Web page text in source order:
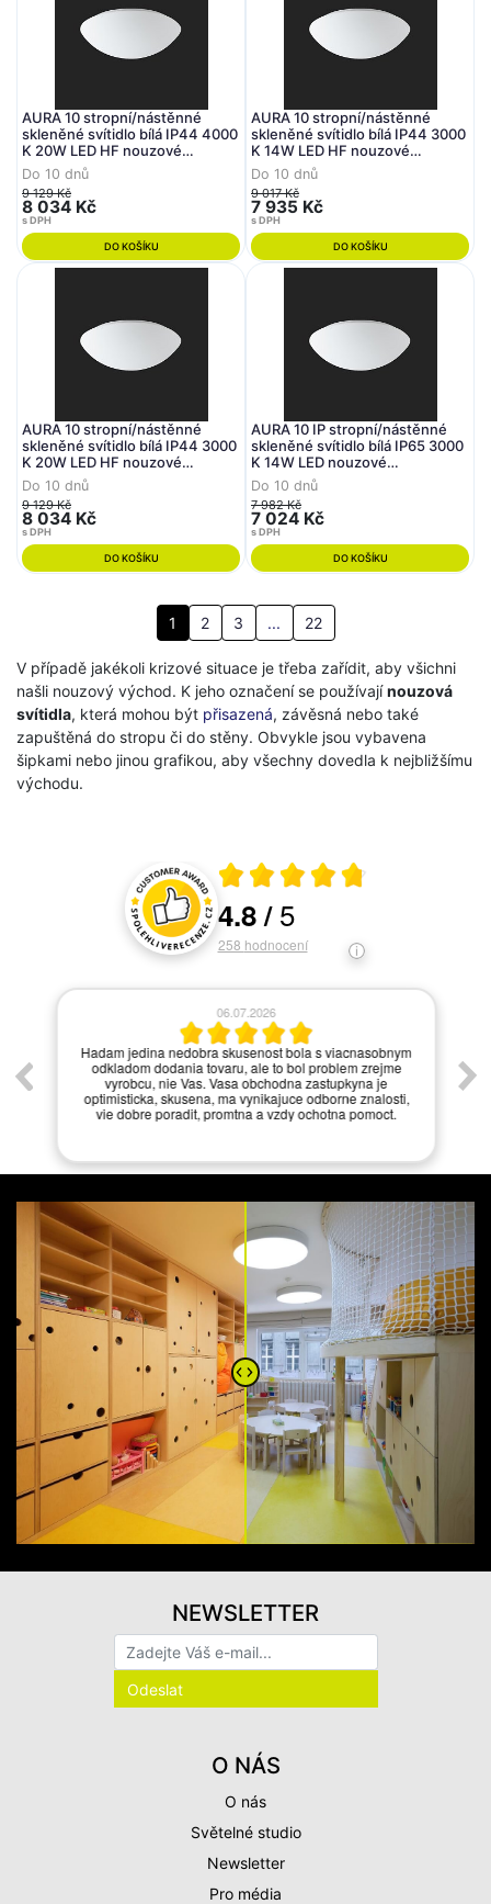
AURA 10 stropní/nástěnné
skleněné svítidlo bílá IP44 4000
K 20W LED HF nouzové
kombinované 3 h (původní kód
OS 68546) - OSMONT
Do 10 dnů
9 129 Kč
8 034 Kč
s DPH
DO KOŠÍKU
AURA 10 stropní/nástěnné
skleněné svítidlo bílá IP44 3000
K 14W LED HF nouzové
kombinované 3 h (původní kód
OS 68040) - OSMONT
Do 10 dnů
9 017 Kč
7 935 Kč
s DPH
DO KOŠÍKU
AURA 10 stropní/nástěnné
skleněné svítidlo bílá IP44 3000
K 20W LED HF nouzové
kombinované 3 h (původní kód
OS 68046) - OSMONT
Do 10 dnů
9 129 Kč
8 034 Kč
s DPH
DO KOŠÍKU
AURA 10 IP stropní/nástěnné
skleněné svítidlo bílá IP65 3000
K 14W LED nouzové
kombinované 3 h (původní kód
OS 70376) - OSMONT
Do 10 dnů
7 982 Kč
7 024 Kč
s DPH
DO KOŠÍKU
1 2 3 ... 22
V případě jakékoli krizové situace je třeba zařídit, aby všichni
našli nouzový východ. K jeho označení se používajínouzová
svítidla, která mohou být přisazená, závěsná nebo také
zapuštěná do stropu či do stěny. Obvykle jsou vybavena
šipkami nebo jinou grafikou, aby všechny dovedla k nejbližšímu
východu.
Hodnocení a recenze zákazníků
Průměrné hodnocení 4.8 z 5
4.8/5
258 hodnocení
06.07.2026
Hadam jedina nedobra skusenost bola s viacnasobnym
odkladom dodania tovaru, ale to bol problem zrejme
vyrobcu, nie Vas. Vasa obchodna zastupkyna je
optimisticka, skusena, ma vynikajuce odborne znalosti,
vie dobre poradit, promtna a vzdy ochotna pomoct.
O NÁS
O nás
Světelné studio
Newsletter
Pro média
NEWSLETTER